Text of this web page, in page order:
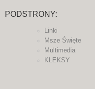
PODSTRONY:
Linki
Msze Święte
Multimedia
KLEKSY